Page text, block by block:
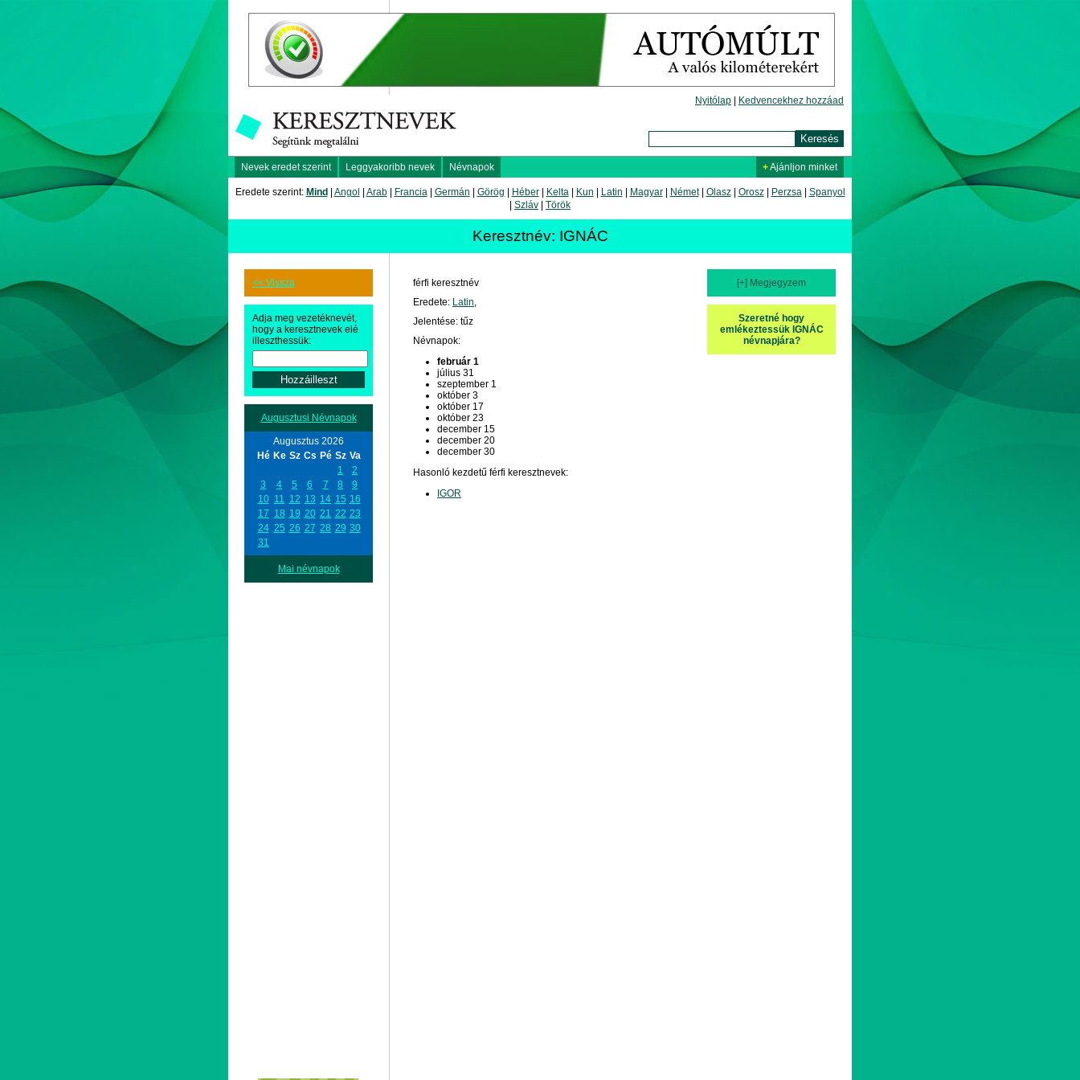
Nyitólap Kedvencekhez hozzáad
Nevek eredet szerint Leggyakoribb nevek Névnapok +Ajánljon minket
Eredete szerint: Mind Angol Arab| Francia| Germán Görög Héber| Kelta| Kun Latin Magyar| Német| Olasz| Orosz| Perzsa| Spanyol
Szláv Török
Keresztnév: IGNÁC
<< Vissza
Adja meg vezetéknevét,
hogy a keresztnevek elé
illeszthessük:
Augusztusi Névnapok
Augusztus 2026
Hé Ke Sz Cs Pé Sz Va
1
2
3
4 5 6 7 8
9
10 11 12 13 14 15 16
17 18 19 20 21 22 23
24 25 26 27 28 29 30
31
Mai névnapok
[+] Megjegyzem
Szeretné hogy
emlékeztessük IGNÁC
névnapjára?
férfi keresztnév
Eredete: Latin,
Jelentése: tűz
Névnapok:
február 1
július 31
szeptember 1
október 3
október 17
október 23
december 15
december 20
december 30
Hasonló kezdetű férfi keresztnevek:
IGOR